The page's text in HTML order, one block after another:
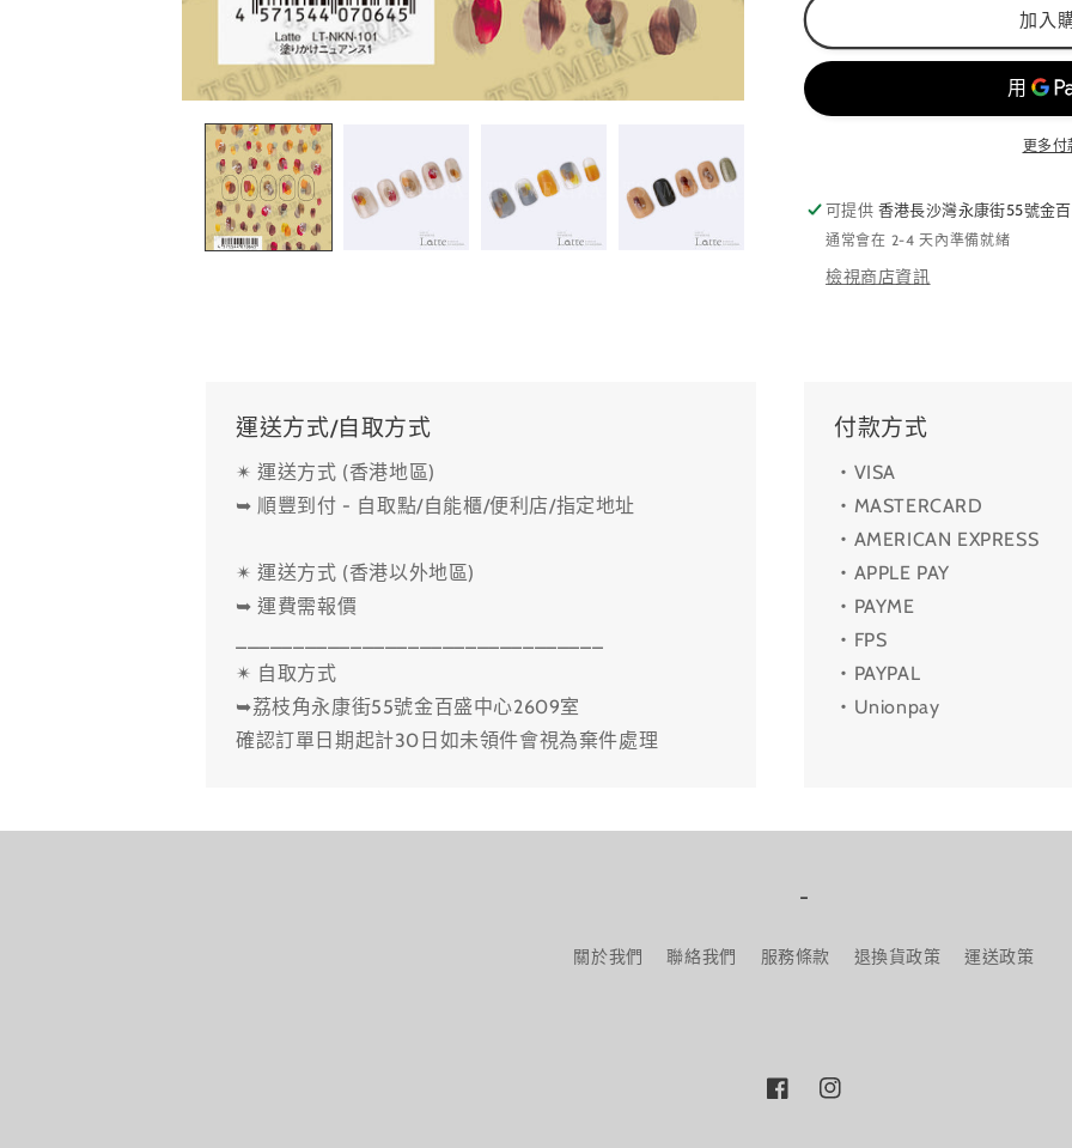
加入
更多付
可提供 香港長沙灣永康街55號金
通常會在 2-4 天內準備就緒
檢視商店資訊
運送方式/自取方式
✴ 運送方式 (香港地區)
➥ 順豐到付 - 自取點/自能櫃/便利店/指定地址
✴ 運送方式 (香港以外地區)
➥ 運費需報價
✴ 自取方式
➥荔枝角永康街55號金百盛中心2609室
確認訂單日期起計30日如未領件會視為棄件處理
付款方式
・VISA
・MASTERCARD
・AMERICAN EXPRESS
・APPLE PAY
・PAYME
・FPS
・PAYPAL
・Unionpay
-
關於我們 聯絡我們 服務條款 退換貨政策 運送政策
FacebookInstagram